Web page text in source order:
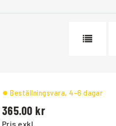
Pris exkl.
365.00
Beställningsvara, 4-6 dagar